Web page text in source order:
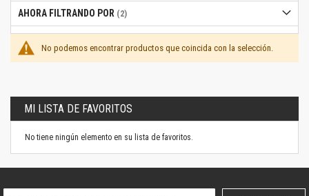
No podemos encontrar productos que coincida con la selección.
AHORA FILTRANDO POR
MI LISTA DE FAVORITOS
No tiene ningún elemento en su lista de favoritos.